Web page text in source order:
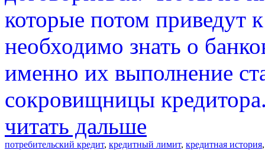
которые потом приведут
необходимо знать о
именно их выполнение
сокровищницы
читать дальше
потребительский кредит, кредитный лимит, кредитная история